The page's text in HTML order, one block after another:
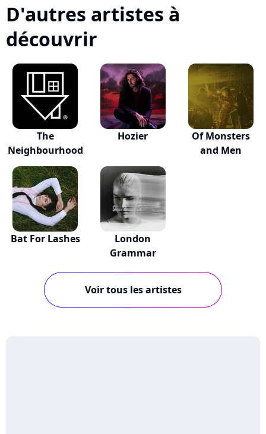
D'autres artistes à
découvrir
The
Neighbourhood
Hozier
Of Monsters
and Men
Bat For Lashes
London
Grammar
Voir tous les artistes